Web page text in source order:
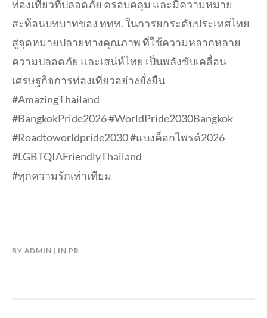
ท่องเที่ยวที่ปลอดภัย ครอบคลุม และมีความหมาย
สะท้อนบทบาทของ ททท. ในการยกระดับประเทศไทย
สู่จุดหมายปลายทางคุณภาพ ที่ใช้ความหลากหลาย
ความปลอดภัย และเสน่ห์ไทย เป็นพลังขับเคลื่อน
เศรษฐกิจการท่องเที่ยวอย่างยั่งยืน
#AmazingThailand
#BangkokPride2026 #WorldPride2030Bangkok
#Roadtoworldpride2030 #แบงค็อกไพรด์2026
#LGBTQIAFriendlyThailand
#ทุกความรักเท่าเทียม
BY ADMIN IN PR